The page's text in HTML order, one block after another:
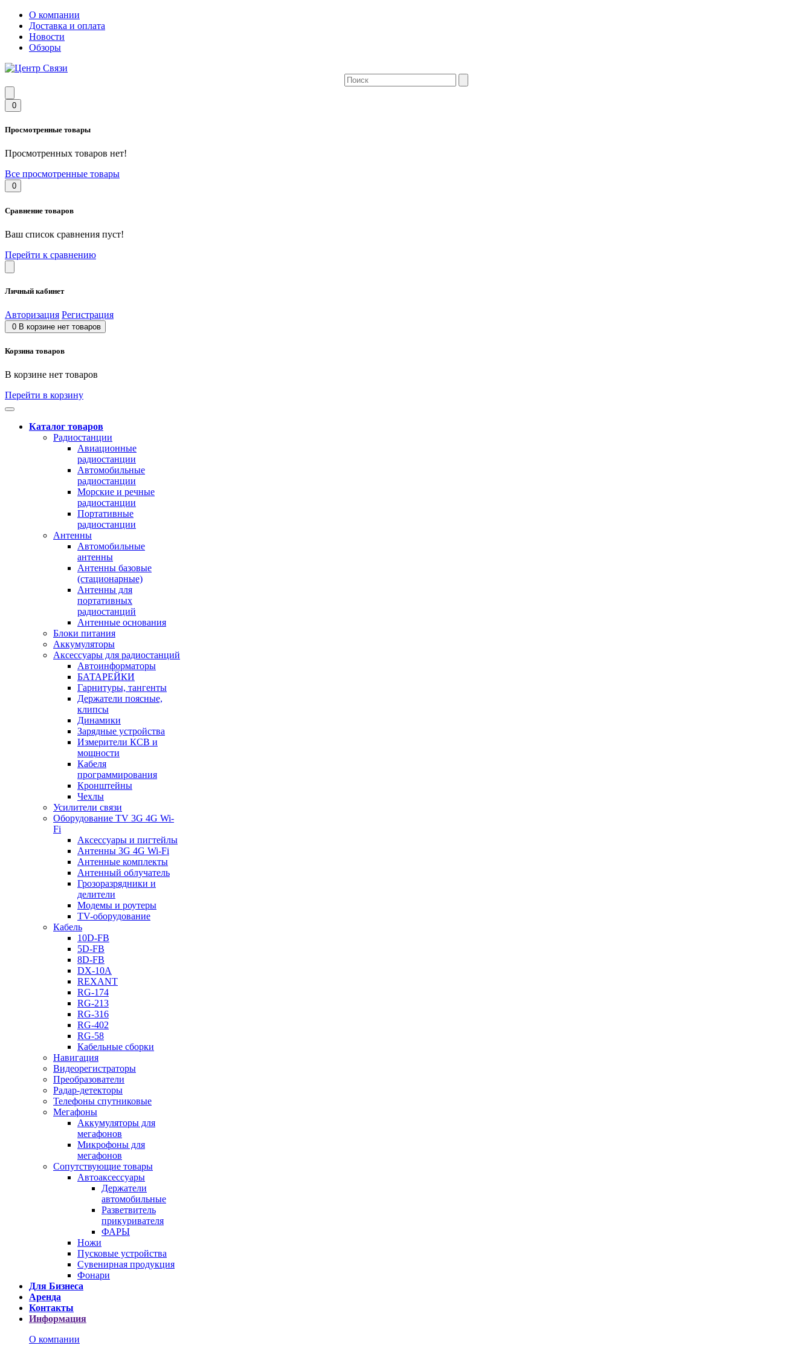
О компании
Доставка и оплата
Новости
Обзоры
0
Просмотренные товары
Просмотренных товаров нет!
Все просмотренные товары
0
Сравнение товаров
Ваш список сравнения пуст!
Перейти к сравнению
Личный кабинет
Авторизация Регистрация
0 В корзине нет товаров
Корзина товаров
В корзине нет товаров
Перейти в корзину
Каталог товаров
Радиостанции
Авиационные
радиостанции
Автомобильные
радиостанции
Морские и речные
радиостанции
Портативные
радиостанции
Антенны
Автомобильные
антенны
Антенны базовые
(стационарные)
Антенны для
портативных
радиостанций
Антенные основания
Блоки питания
Аккумуляторы
Аксессуары для радиостанций
Автоинформаторы
БАТАРЕЙКИ
Гарнитуры, тангенты
Держатели поясные,
клипсы
Динамики
Зарядные устройства
Измерители КСВ и
мощности
Кабеля
программирования
Кронштейны
Чехлы
Усилители связи
Оборудование TV 3G 4G Wi-
Fi
Аксессуары и пигтейлы
Антенны 3G 4G Wi-Fi
Антенные комплекты
Антенный облучатель
Грозоразрядники и
делители
Модемы и роутеры
TV-оборудование
Кабель
10D-FB
5D-FB
8D-FB
DX-10A
REXANT
RG-174
RG-213
RG-316
RG-402
RG-58
Кабельные сборки
Навигация
Видеорегистраторы
Преобразователи
Радар-детекторы
Телефоны спутниковые
Мегафоны
Аккумуляторы для
мегафонов
Микрофоны для
мегафонов
Сопутствующие товары
Автоаксессуары
Держатели
автомобильные
Разветвитель
прикуривателя
ФАРЫ
Ножи
Пусковые устройства
Сувенирная продукция
Фонари
Для Бизнеса
Аренда
Контакты
Информация
О компании